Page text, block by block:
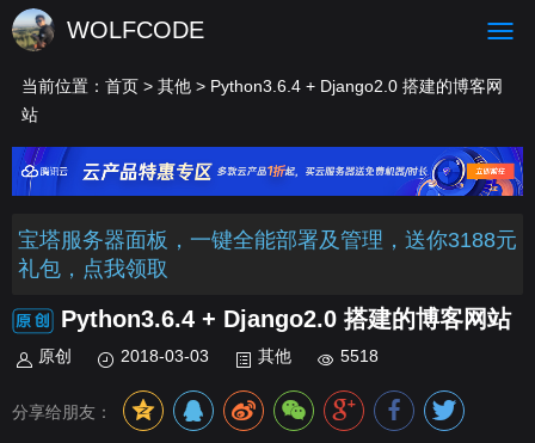
WOLFCODE
当前位置： 首页 > 其他 > Python3.6.4 + Django2.0 搭建的博客网
站
宝塔服务器面板，一键全能部署及管理，送你3188元
礼包，点我领取
Python3.6.4 + Django2.0 搭建的博客网站
原创 2018-03-03 其他 5518
分享给朋友：